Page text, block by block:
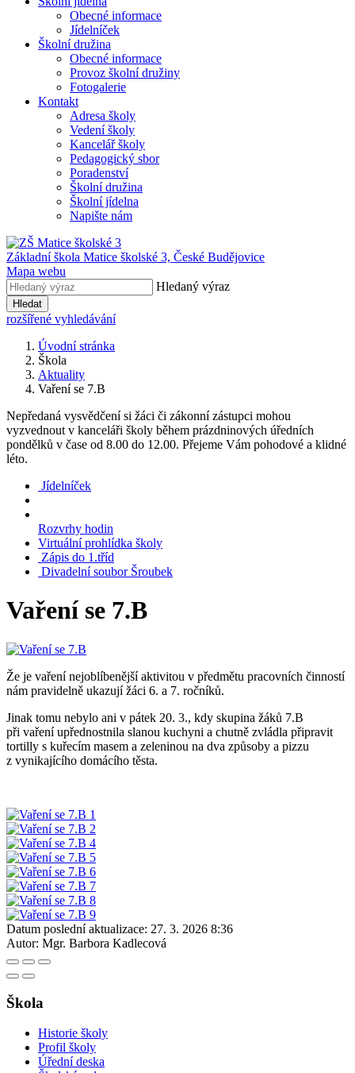
Obecné informace
Jídelníček
Školní družina
Obecné informace
Provoz školní družiny
Fotogalerie
Kontakt
Adresa školy
Vedení školy
Kancelář školy
Pedagogický sbor
Poradenství
Školní družina
Školní jídelna
Napište nám
Základní škola Matice školské 3, České Budějovice
Mapa webu
Hledaný výraz
Hledat
rozšířené vyhledávání
Úvodní stránka
Škola
Aktuality
Vaření se 7.B
Nepředaná vysvědčení si žáci či zákonní zástupci mohou
vyzvednout v kanceláři školy během prázdninových úředních
pondělků v čase od 8.00 do 12.00. Přejeme Vám pohodové a klidné
léto.
Jídelníček
Rozvrhy hodin
Virtuální prohlídka školy
Zápis do 1.tříd
Divadelní soubor Šroubek
Vaření se 7.B
Že je vaření nejoblíbenější aktivitou v předmětu pracovních činností
nám pravidelně ukazují žáci 6. a 7. ročníků.
Jinak tomu nebylo ani v pátek 20. 3., kdy skupina žáků 7.B
při vaření upřednostnila slanou kuchyni a chutně zvládla připravit
tortilly s kuřecím masem a zeleninou na dva způsoby a pizzu
z vynikajícího domácího těsta.
Datum poslední aktualizace: 27. 3. 2026 8:36
Autor: Mgr. Barbora Kadlecová
Škola
Historie školy
Profil školy
Úřední deska